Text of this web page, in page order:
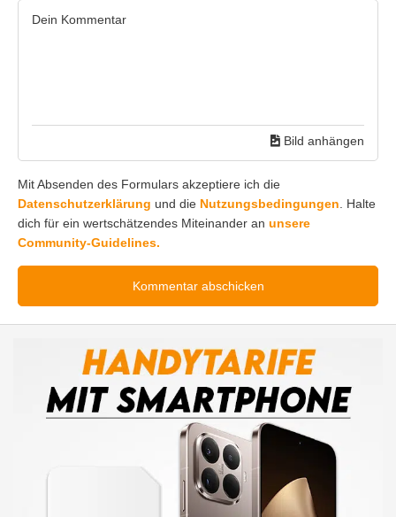
Bild anhängen
Mit Absenden des Formulars akzeptiere ich die
Datenschutzerklärung und die Nutzungsbedingungen . Halte
dich für ein wertschätzendes Miteinander an unsere
Community-Guidelines.